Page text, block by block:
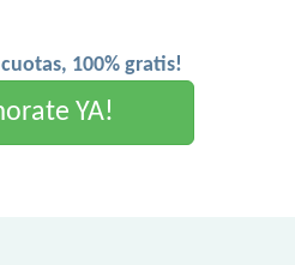
100% gratis!
YA!